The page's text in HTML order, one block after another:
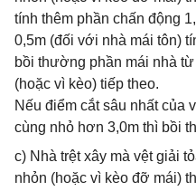
tính thêm phần chấn động
0,5m (đối với nhà mái tôn)
bồi thường phần mái nhà
(hoặc vì kèo) tiếp theo.
Nếu điểm cắt sâu nhất của
cùng nhỏ hơn 3,0m thì bồi
c) Nhà trệt xây mà vệt giải
nhỏn (hoặc vì kèo đỡ mái)